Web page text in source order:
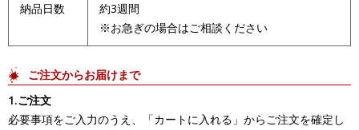
納品日数
約3週間
※お急ぎの場合はご相談ください
ご注文からお届けまで
1.ご注文
必要事項をご入力のうえ、「カートに入れる」からご注文を確定し